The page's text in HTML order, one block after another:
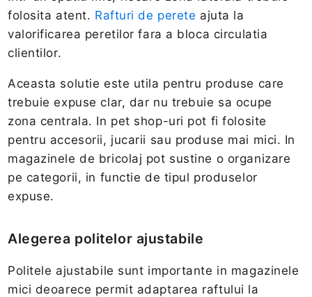
folosita atent. Rafturi de perete ajuta la
valorificarea peretilor fara a bloca circulatia
clientilor.
Aceasta solutie este utila pentru produse care
trebuie expuse clar, dar nu trebuie sa ocupe
zona centrala. In pet shop-uri pot fi folosite
pentru accesorii, jucarii sau produse mai mici. In
magazinele de bricolaj pot sustine o organizare
pe categorii, in functie de tipul produselor
expuse.
Alegerea politelor ajustabile
Politele ajustabile sunt importante in magazinele
mici deoarece permit adaptarea raftului la